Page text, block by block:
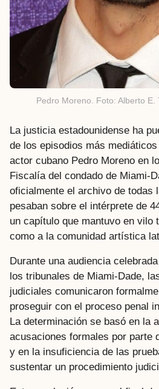
Pedro Moreno. Foto: Alberto E.
La justicia estadounidense ha
de los episodios más
actor cubano Pedro Moreno en
Fiscalía del condado de Miami-
oficialmente el archivo de todas
pesaban sobre el intérprete de
un capítulo que mantuvo en vilo
como a la comunidad artística
Durante una audiencia
los tribunales de Miami-Dade,
judiciales comunicaron
proseguir con el proceso penal
La determinación se basó en la
acusaciones formales por parte
y en la insuficiencia de las
sustentar un procedimiento